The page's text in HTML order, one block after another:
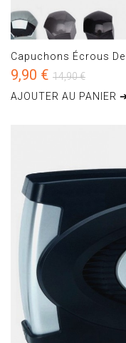
Capuchons Écrous
9,90 € 14,90 €
AJOUTER AU PANIER